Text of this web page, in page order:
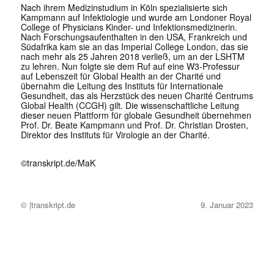
Nach ihrem Medizinstudium in Köln spezialisierte sich
Kampmann auf Infektiologie und wurde am Londoner Royal
College of Physicians Kinder- und Infektionsmedizinerin.
Nach Forschungsaufenthalten in den USA, Frankreich und
Südafrika kam sie an das Imperial College London, das sie
nach mehr als 25 Jahren 2018 verließ, um an der LSHTM
zu lehren. Nun folgte sie dem Ruf auf eine W3-Professur
auf Lebenszeit für Global Health an der Charité und
übernahm die Leitung des Instituts für Internationale
Gesundheit, das als Herzstück des neuen Charité Centrums
Global Health (CCGH) gilt. Die wissenschaftliche Leitung
dieser neuen Plattform für globale Gesundheit übernehmen
Prof. Dr. Beate Kampmann und Prof. Dr. Christian Drosten,
Direktor des Instituts für Virologie an der Charité.
©transkript.de/MaK
© |transkript.de 9. Januar 2023